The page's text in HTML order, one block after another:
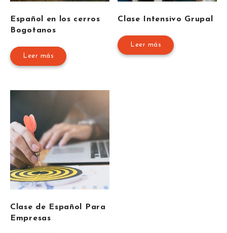
Español en los cerros
Bogotanos
Leer más
Clase Intensivo Grupal
Leer más
Clase de Español Para
Empresas